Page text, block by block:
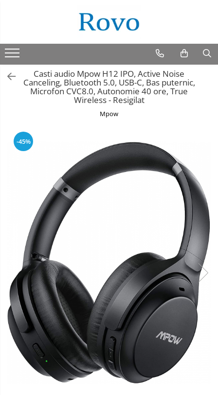
Casti audio Mpow H12 IPO, Active Noise
Canceling, Bluetooth 5.0, USB-C, Bas puternic,
Microfon CVC8.0, Autonomie 40 ore, True
Wireless - Resigilat
Mpow
-45%